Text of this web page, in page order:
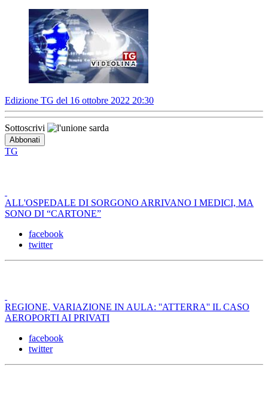
Edizione TG del 16 ottobre 2022 20:30
Sottoscrivi
TG
ALL'OSPEDALE DI SORGONO ARRIVANO I MEDICI, MA
SONO DI “CARTONE”
facebook
twitter
REGIONE, VARIAZIONE IN AULA: ''ATTERRA'' IL CASO
AEROPORTI AI PRIVATI
facebook
twitter